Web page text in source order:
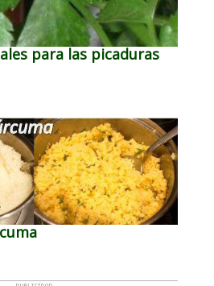
para las picaduras